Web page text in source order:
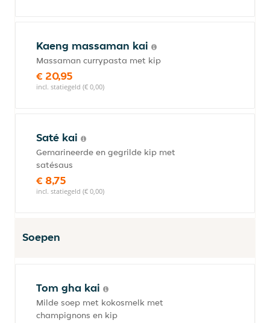
Kaeng massaman kai
Massaman currypasta met kip
€ 20,95
incl. statiegeld (€ 0,00)
Saté kai
Gemarineerde en gegrilde kip met
satésaus
€ 8,75
incl. statiegeld (€ 0,00)
Soepen
Tom gha kai
Milde soep met kokosmelk met
champignons en kip